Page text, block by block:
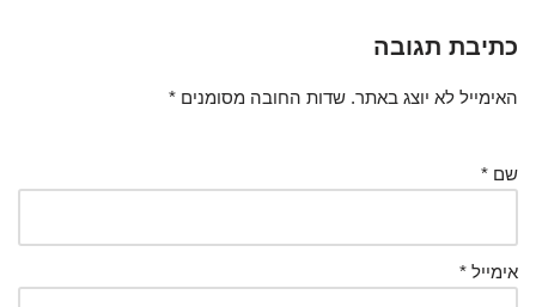
כתיבת תגובה
האימייל לא יוצג באתר. שדות החובה מסומנים *
שם *
אימייל *